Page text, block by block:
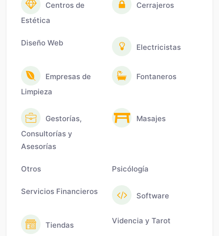
Centros de
Estética
Cerrajeros
Diseño Web Electricistas
Empresas de
Limpieza
Fontaneros
Gestorías,
Consultorías y
Asesorías
Masajes
Otros Psicólogía
Servicios Financieros Software
Tiendas Videncia y Tarot